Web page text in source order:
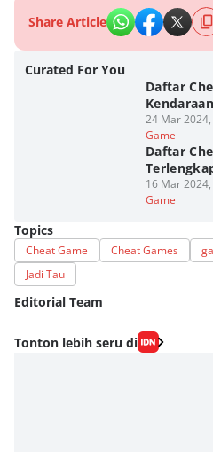
Share Article
Curated For You
Daftar
24 Mar 2024,
Game
Daftar
16 Mar
Game
Topics
Cheat Game Cheat Games
Jadi Tau
Editorial Team
Editor
Tonton lebih seru di